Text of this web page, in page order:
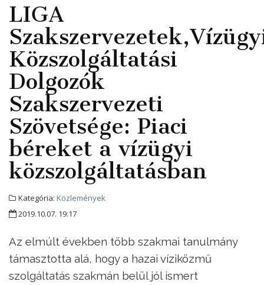
LIGA
Közszolgáltatási
Dolgozók
Szakszervezeti
Szövetsége: Piaci
béreket a vízügyi
közszolgáltatásban
Kategória: Közlemények
2019.10.07. 19:17
Az elmúlt években több szakmai tanulmány
támasztotta alá, hogy a hazai víziközmű
szolgáltatás szakmán belül jól ismert